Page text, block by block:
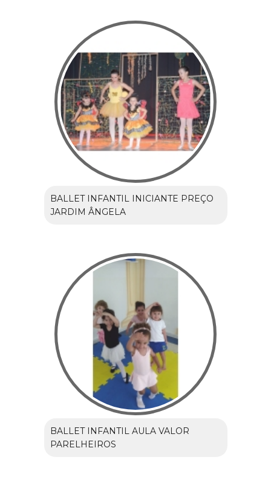
BALLET INFANTIL INICIANTE PREÇO
JARDIM ÂNGELA
BALLET INFANTIL AULA VALOR
PARELHEIROS